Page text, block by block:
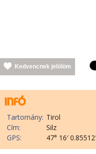
Kedvencnek jelölöm
Tartomány: Tirol
Cím:
Silz
GPS:
47° 16′